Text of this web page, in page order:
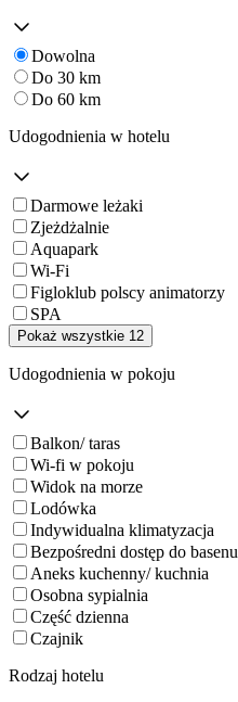
Dowolna
Do 30 km
Do 60 km
Udogodnienia w hotelu
Darmowe leżaki
Zjeżdżalnie
Aquapark
Wi-Fi
Figloklub polscy animatorzy
SPA
Pokaż wszystkie 12
Udogodnienia w pokoju
Balkon/ taras
Wi-fi w pokoju
Widok na morze
Lodówka
Indywidualna klimatyzacja
Bezpośredni dostęp do basenu
Aneks kuchenny/ kuchnia
Osobna sypialnia
Część dzienna
Czajnik
Rodzaj hotelu